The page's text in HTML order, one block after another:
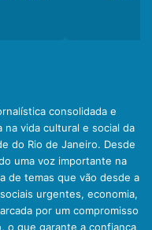
consolidada e
vida cultural e social da
do Rio de Janeiro. Desde
uma voz importante na
de temas que vão desde a
urgentes, economia,
por um compromisso
o que garante a confiança